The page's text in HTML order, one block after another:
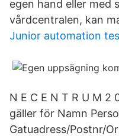
egen hand eller med
vårdcentralen, kan
Junior automation
N E C E N T R U M 2
gäller för Namn
Gatuadress/Postnr/